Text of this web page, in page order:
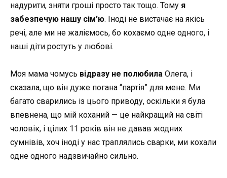
надурити, зняти гроші просто так тощо. Тому я
забезпечую нашу сім’ю. Іноді не вистачає на якісь
речі, але ми не жаліємось, бо кохаємо одне одного, і
наші діти ростуть у любові.
Моя мама чомусь відразу не полюбила Олега, і
сказала, що він дуже погана “партія” для мене. Ми
багато сварились із цього приводу, оскільки я була
впевнена, що мій коханий — це найкращий на світі
чоловік, і цілих 11 років він не давав жодних
сумнівів, хоч іноді у нас траплялись сварки, ми кохали
одне одного надзвичайно сильно.